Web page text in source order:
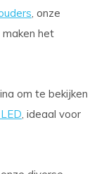
, onze
het
om te bekijken
, ideaal voor